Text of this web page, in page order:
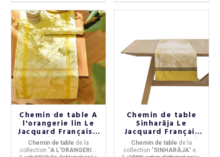
Chemin de table A
l'orangerie lin Le
Jacquard Français -
3 coloris 50x150cm
Chemin de table de la
collection "A L'ORANGERIE
Chemin de table
Sinharâja Le
Jacquard Français
en coton - 3 coloris
Chemin de table de la
collection "SINHARÂJA" en